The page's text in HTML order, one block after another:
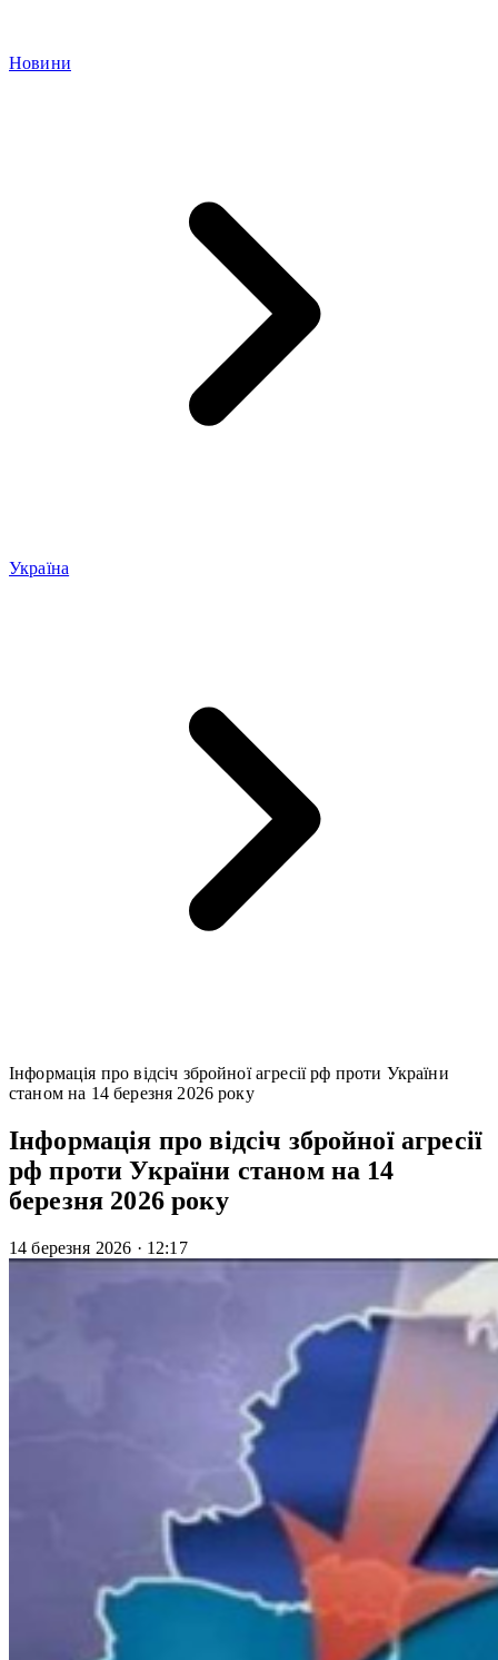
Новини
Україна
Інформація про відсіч збройної агресії рф проти України
станом на 14 березня 2026 року
Інформація про відсіч збройної агресії
рф проти України станом на 14
березня 2026 року
14 березня 2026 · 12:17